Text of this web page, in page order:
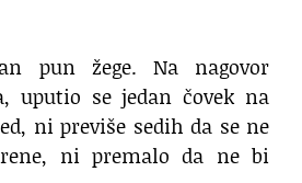
pun žege. Na nagovor
uputio se jedan čovek na
ni previše sedih da se ne
ni premalo da ne bi